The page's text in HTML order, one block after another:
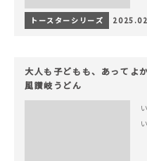
トースターシリーズ
大人も子どもも、あってよ
風讃岐うどん